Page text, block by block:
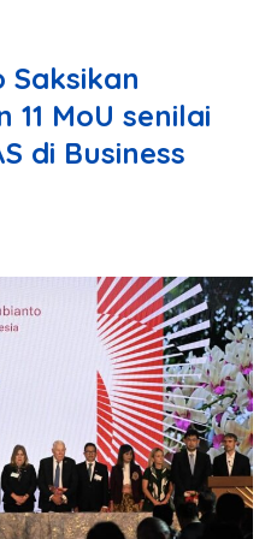
Saksikan
MoU senilai
di Business